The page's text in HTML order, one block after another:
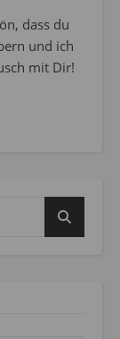
dass du
und ich
mit Dir!